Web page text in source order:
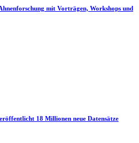
mit Vorträgen, Workshops und
18 Millionen neue Datensätze